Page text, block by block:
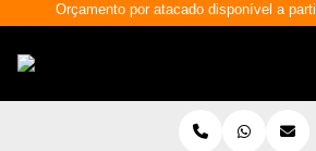
Orçamento por atacado disponível a